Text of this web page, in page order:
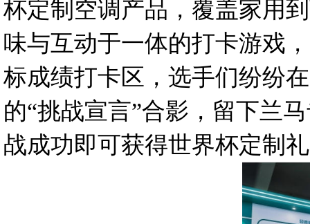
杯定制空调产品，覆盖家用
味与互动于一体的打卡游戏
标成绩打卡区，选手们纷纷
的“挑战宣言”合影，留下兰
战成功即可获得世界杯定制